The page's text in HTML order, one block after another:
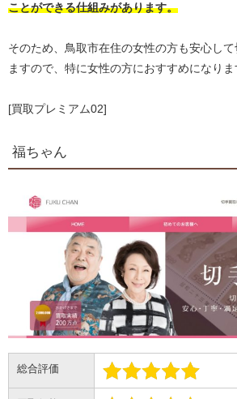
ことができる仕組みがあります。
そのため、鳥取市在住の女性の方も安心し
ますので、特に女性の方におすすめになりま
[買取プレミアム02]
福ちゃん
総合評価